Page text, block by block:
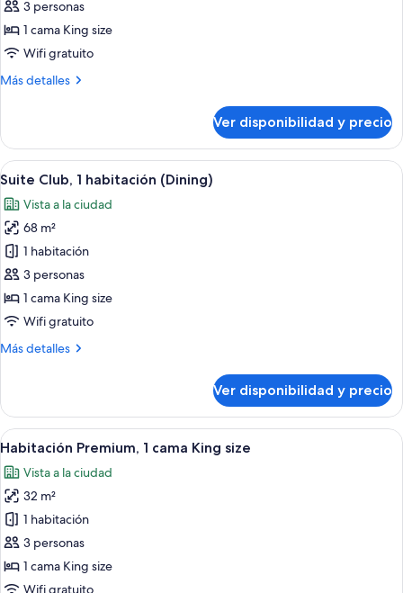
Habitación
superior,
1
King
fumadores
3 personas
1 cama King size
Wifi gratuito
Más detalles
Más
superior,
cama
size,
para
fumadores
Ver disponibilidad y precio
Ver
todas
las
fotos
de
Suite
Club,
1
habitación
(Dining)
Habitación de hotel con una cama
8
Suite Club, 1 habitación (Dining)
Vista a la ciudad
68 m²
1 habitación
3 personas
1 cama King size
Wifi gratuito
Más detalles
Más
Club,
habitación
Ver disponibilidad y precio
Ver
todas
las
fotos
de
Habitación
Premium,
1
Habitación de hotel con una cama
7
Habitación Premium, 1 cama King size
Vista a la ciudad
32 m²
1 habitación
3 personas
1 cama King size
Wifi gratuito